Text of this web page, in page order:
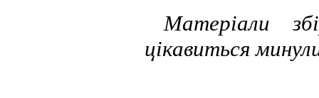
Матеріали
цікавиться